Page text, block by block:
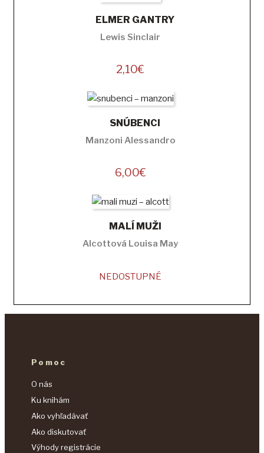
ELMER GANTRY
Lewis Sinclair
2,10€
SNÚBENCI
Manzoni Alessandro
6,00€
MALÍ MUŽI
Alcottová Louisa May
NEDOSTUPNÉ
Pomoc
O nás
Ku knihám
Ako vyhľadávať
Ako diskutovať
Výhody registrácie